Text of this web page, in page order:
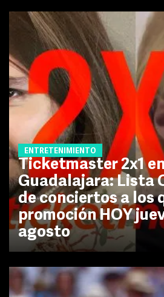
ENTRETENIMIENTO
Ticketmaster 2x1
Guadalajara: Lista
de conciertos a los
promoción HOY
agosto